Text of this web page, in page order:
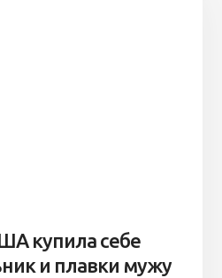
купила себе
и плавки мужу